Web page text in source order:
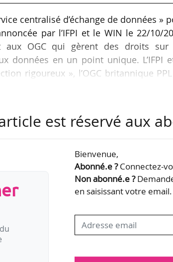
centralisé d’échange de données »
par l’IFPI et le WIN le 22/10/
aux OGC qui gèrent des droits sur
données en un point unique. L’IFPI
rigoureux », l’OGC britannique
et de tous pays, un point unique
un format standardisé (DDEX
tous les OGC. Cela permettra
est réservé aux
Bienvenue,
Abonné.e ?Connectez-
Non abonné.e ?
en saisissant votre email.